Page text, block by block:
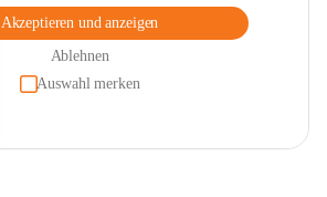
Akzeptieren und anzeigen
Ablehnen
Auswahl merken